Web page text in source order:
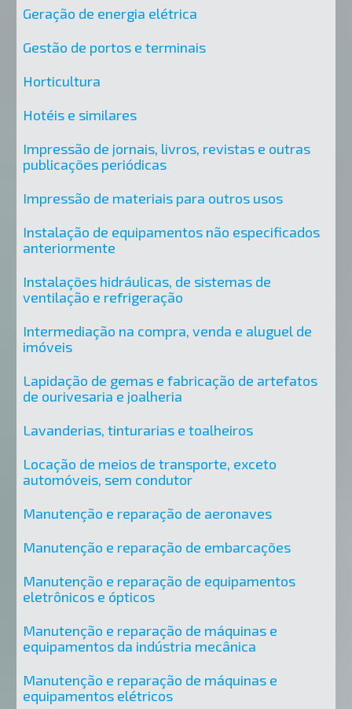
Geração de energia elétrica
Gestão de portos e terminais
Horticultura
Hotéis e similares
Impressão de jornais, livros, revistas e outras
publicações periódicas
Impressão de materiais para outros usos
Instalação de equipamentos não especificados
anteriormente
Instalações hidráulicas, de sistemas de
ventilação e refrigeração
Intermediação na compra, venda e aluguel de
imóveis
Lapidação de gemas e fabricação de artefatos
de ourivesaria e joalheria
Lavanderias, tinturarias e toalheiros
Locação de meios de transporte, exceto
automóveis, sem condutor
Manutenção e reparação de aeronaves
Manutenção e reparação de embarcações
Manutenção e reparação de equipamentos
eletrônicos e ópticos
Manutenção e reparação de máquinas e
equipamentos da indústria mecânica
Manutenção e reparação de máquinas e
equipamentos elétricos